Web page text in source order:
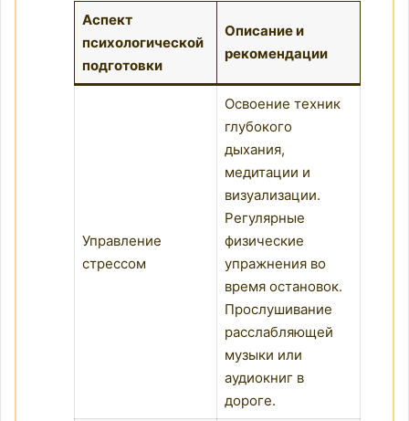
Аспект
психологической
подготовки
Описание и
рекомендации
Управление
стрессом
Освоение техник
глубокого
дыхания,
медитации и
визуализации.
Регулярные
физические
упражнения во
время остановок.
Прослушивание
расслабляющей
музыки или
аудиокниг в
дороге.